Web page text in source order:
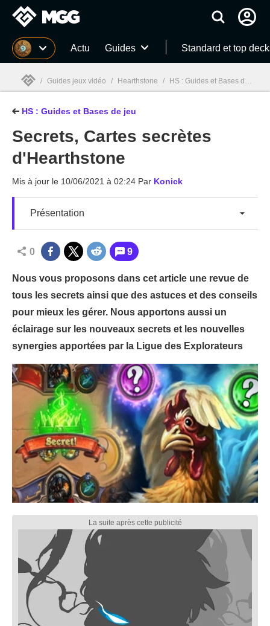
MGG Actu Guides Standard et top
MGG
/ Guides jeux vidéo / Hearthstone / HS : Guides et Bases de jeu
HS : Guides et Bases de jeu
Secrets, Cartes secrètes
d'Hearthstone
Mis à jour le 10/06/2021 à 02:24 Par Konick
Présentation
0 9
Nous vous proposons dans cet article une revue de
tous les secrets ainsi que des astuces et des conseils
pour mieux les gérer. Nous apportons aussi un
éclairage sur les nouveaux secrets et les nouvelles
synergies apportées par la Ligue des Explorateurs